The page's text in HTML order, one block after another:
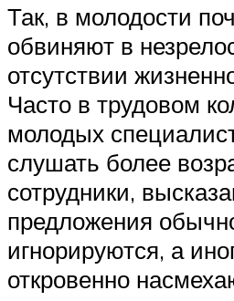
Так, в молодости
обвиняют в
отсутствии
Часто в трудовом
молодых
слушать более
сотрудники,
предложения
игнорируются, а
откровенно